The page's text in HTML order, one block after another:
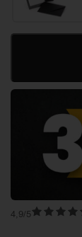
4,9/5